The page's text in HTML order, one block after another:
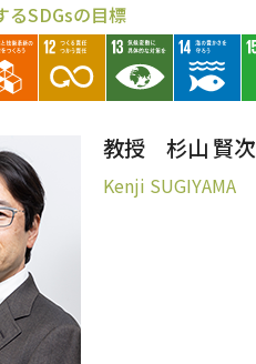
るSDGsの目標
教授 杉山 賢次
Kenji SUGIYAMA